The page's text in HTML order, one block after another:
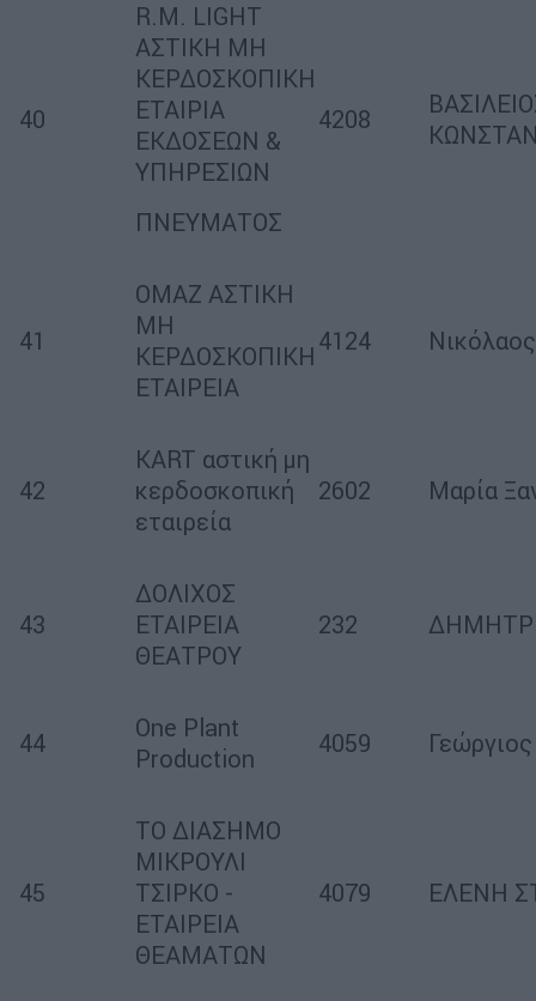
40
R.M. LIGHT
ΑΣΤΙΚΗ ΜΗ
ΚΕΡΔΟΣΚΟΠΙΚΗ
ΕΤΑΙΡΙΑ
ΕΚΔΟΣΕΩΝ &
ΥΠΗΡΕΣΙΩΝ
ΠΝΕΥΜΑΤΟΣ
4208
41
ΟΜΑΖ ΑΣΤΙΚΗ
ΜΗ
ΚΕΡΔΟΣΚΟΠΙΚΗ
ΕΤΑΙΡΕΙΑ
4124
42
KART αστική μη
κερδοσκοπική
εταιρεία
2602 Μαρία
43
ΔΟΛΙΧΟΣ
ΕΤΑΙΡΕΙΑ
ΘΕΑΤΡΟΥ
232
44
One Plant
Production
4059
45
ΤΟ ΔΙΑΣΗΜΟ
ΜΙΚΡΟΥΛΙ
ΤΣΙΡΚΟ -
ΕΤΑΙΡΕΙΑ
ΘΕΑΜΑΤΩΝ
4079 ΕΛΕΝΗ